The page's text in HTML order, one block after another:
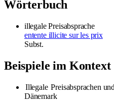
Wörterbuch
illegale Preisabsprache
entente illicite sur les prix
Subst.
Beispiele im Kontext
Illegale Preisabsprachen
Dänemark